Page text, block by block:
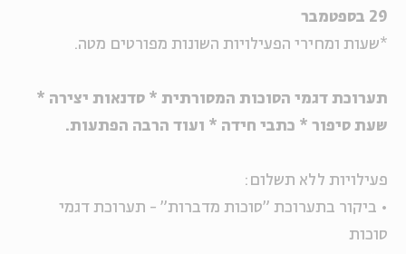
29 בספטמבר
*שעות ומחירי הפעילויות השונות מפורטים מטה.
תערוכת דגמי הסוכות המסורתית * סדנאות יצירה *
שעת סיפור * כתבי חידה * ועוד הרבה הפתעות.
פעילויות ללא תשלום:
• ביקור בתערוכת "סוכות מדברות" - תערוכת דגמי
סוכות